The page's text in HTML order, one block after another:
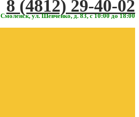
‎‎8 (4812) 29-40-02
Смоленск, ул. Шевченко, д. 83, с 10:00 до 18:00